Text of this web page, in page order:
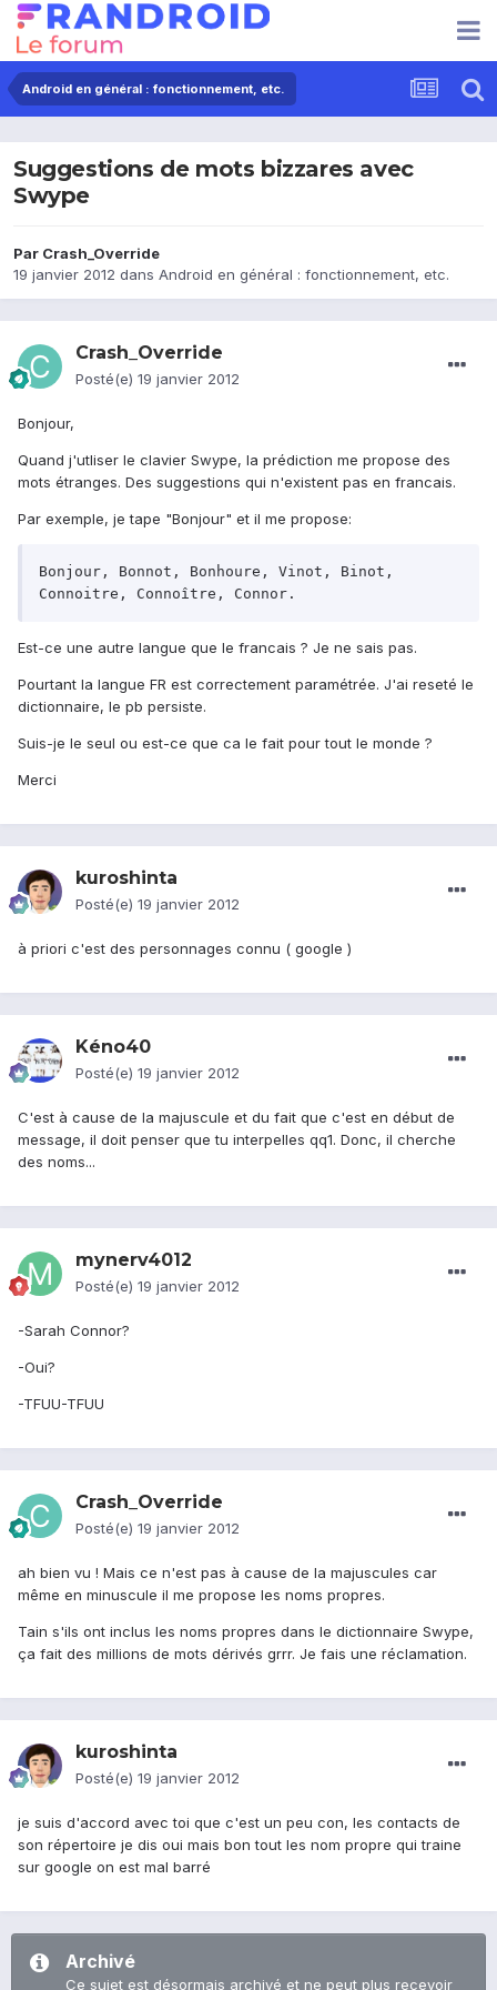
Android en général : fonctionnement, etc.
Suggestions de mots bizzares avec
Swype
Par Crash_Override
19 janvier 2012 dans Android en général : fonctionnement, etc.
Crash_Override
Posté(e) 19 janvier 2012
Bonjour,
Quand j'utliser le clavier Swype, la prédiction me propose des
mots étranges. Des suggestions qui n'existent pas en francais.
Par exemple, je tape "Bonjour" et il me propose:
Bonjour, Bonnot, Bonhoure, Vinot, Binot,
Connoitre, Connoître, Connor.
Est-ce une autre langue que le francais ? Je ne sais pas.
Pourtant la langue FR est correctement paramétrée. J'ai reseté le
dictionnaire, le pb persiste.
Suis-je le seul ou est-ce que ca le fait pour tout le monde ?
Merci
kuroshinta
Posté(e) 19 janvier 2012
à priori c'est des personnages connu ( google )
Kéno40
Posté(e) 19 janvier 2012
C'est à cause de la majuscule et du fait que c'est en début de
message, il doit penser que tu interpelles qq1. Donc, il cherche
des noms...
mynerv4012
Posté(e) 19 janvier 2012
-Sarah Connor?
-Oui?
-TFUU-TFUU
Crash_Override
Posté(e) 19 janvier 2012
ah bien vu ! Mais ce n'est pas à cause de la majuscules car
même en minuscule il me propose les noms propres.
Tain s'ils ont inclus les noms propres dans le dictionnaire Swype,
ça fait des millions de mots dérivés grrr. Je fais une réclamation.
kuroshinta
Posté(e) 19 janvier 2012
je suis d'accord avec toi que c'est un peu con, les contacts de
son répertoire je dis oui mais bon tout les nom propre qui traine
sur google on est mal barré
Archivé
Ce sujet est désormais archivé et ne peut plus recevoir